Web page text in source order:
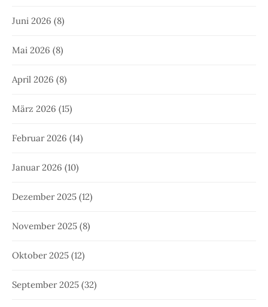
Juni 2026 (8)
Mai 2026 (8)
April 2026 (8)
März 2026 (15)
Februar 2026 (14)
Januar 2026 (10)
Dezember 2025 (12)
November 2025 (8)
Oktober 2025 (12)
September 2025 (32)